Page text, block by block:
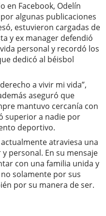
en Facebook, Odelín
algunas publicaciones
estuvieron cargadas de
y ex manager defendió
personal y recordó los
dedicó al béisbol
a vivir mi vida”,
aseguró que
mantuvo cercanía con
superior a nadie por
deportivo.
atraviesa una
personal. En su mensaje
con una familia unida y
solamente por sus
por su manera de ser.